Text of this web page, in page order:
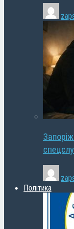
Політика